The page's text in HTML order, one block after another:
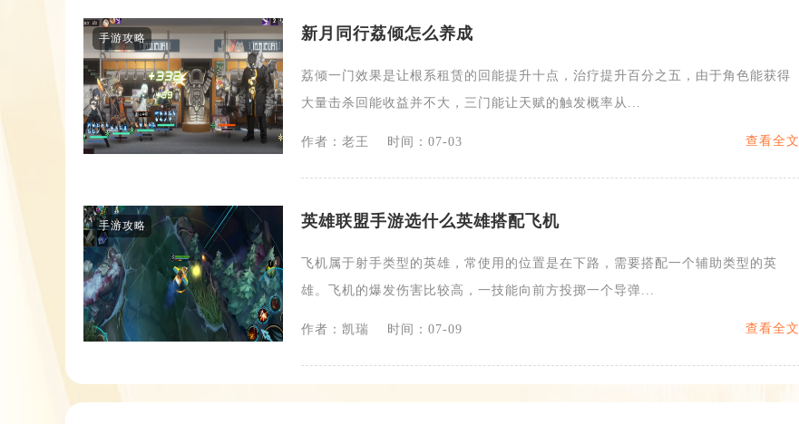
手游攻略 新月同行荔倾怎么养成
荔倾一门效果是让根系租赁的回能提升十点，治疗提升百分之五，由于角色能获得
大量击杀回能收益并不大，三门能让天赋的触发概率从...
作者：老王 时间：07-03 查看全文
手游攻略 英雄联盟手游选什么英雄搭配飞机
飞机属于射手类型的英雄，常使用的位置是在下路，需要搭配一个辅助类型的英
雄。飞机的爆发伤害比较高，一技能向前方投掷一个导弹...
作者：凯瑞 时间：07-09 查看全文